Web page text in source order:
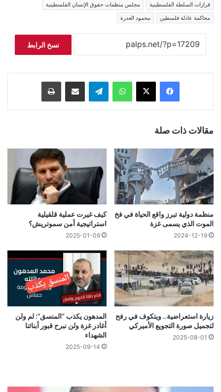
قرارات السلطة الفلسطينية
مجلس منظمات حقوق الإنسان الفلسطينية
محاكمة عادلة فلسطين
محمود العدرة
نسخ الرابط
فيسبوك ‫X واتساب تيلقرام مشاركة عبر البريد طباعة
مقالات ذات صلة
منظمة دولية تبرز واقع الحياة في فخ
الموت الذي يسمى غزة
2024-12-19
كيف غيرت عملية قلقيلية
استراتيجية أمن سموتريش؟
2025-01-09
زيارة استعراضية.. ويتكوف في رفح
لتجميل صورة التجويع الأميركي
2025-08-01
المدهون يكذب “المنسق”: لم ولن
أغادر غزة ولن نبرح قبور أبنائنا
الشهداء
2025-09-14